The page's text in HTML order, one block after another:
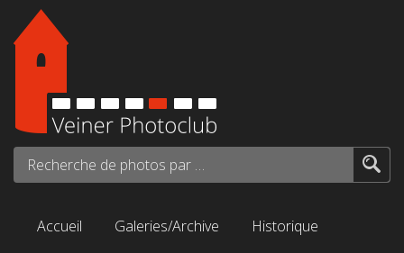
Aller au contenu principal
Recherche de photos par mots-clés...
Accueil Galeries/Archive
Historique